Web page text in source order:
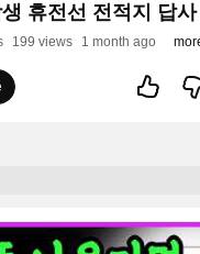
휴전선 전적지 답
199 views 1 month ago